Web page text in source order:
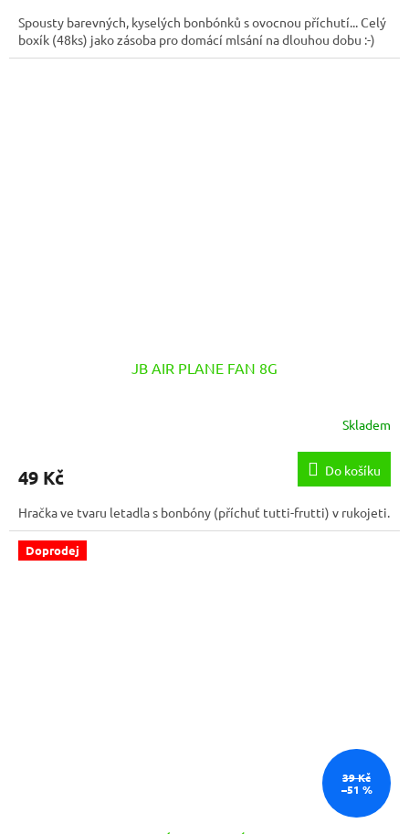
Spousty barevných, kyselých bonbónků s ovocnou příchutí... Celý
boxík (48ks) jako zásoba pro domácí mlsání na dlouhou dobu :-)
JB AIR PLANE FAN 8G
Skladem
49 Kč Do košíku
Hračka ve tvaru letadla s bonbóny (příchuť tutti-frutti) v rukojeti.
Doprodej
39 Kč
–51 %